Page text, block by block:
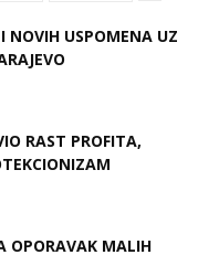
NOVIH USPOMENA UZ
RAST PROFITA,
OPORAVAK MALIH